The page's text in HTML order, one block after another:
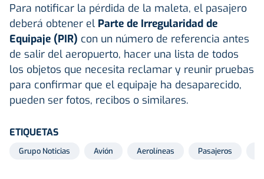
Para notificar la pérdida de la maleta, el pasajero
deberá obtener el Parte de Irregularidad de
Equipaje (PIR) con un número de referencia antes
de salir del aeropuerto, hacer una lista de todos
los objetos que necesita reclamar y reunir pruebas
para confirmar que el equipaje ha desaparecido,
pueden ser fotos, recibos o similares.
ETIQUETAS
Grupo Noticias Avión Aerolíneas Pasajeros